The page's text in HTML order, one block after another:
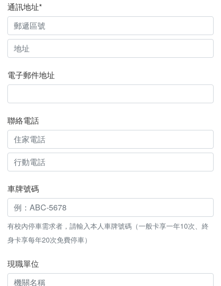
通訊地址*
電子郵件地址
聯絡電話
車牌號碼
有校內停車需求者，請輸入本人車牌號碼（一般卡享一年10次、終
身卡享每年20次免費停車）
現職單位